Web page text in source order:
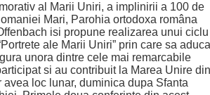
al Marii Uniri, a implinirii a 100 de
Mari, Parohia ortodoxa româna
isi propune realizarea unui ciclu
ale Marii Uniri” prin care sa aduca
unora dintre cele mai remarcabile
si au contribuit la Marea Unire din
avea loc lunar, duminica dupa Sfanta